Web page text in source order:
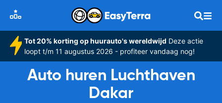
Tot 20% korting op huurauto's wereldwijd Deze actie
loopt t/m 11 augustus 2026 - profiteer vandaag nog!
Auto huren Luchthaven
Dakar